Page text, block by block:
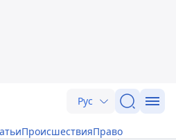
Рус
ПроисшествияПраво